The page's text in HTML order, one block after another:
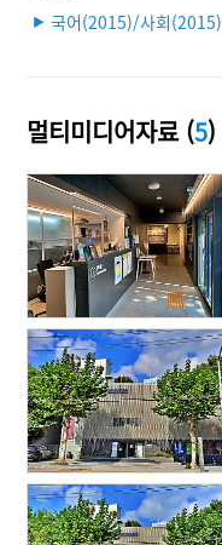
▶ 국어(2015)/사회(2015)
멀티미디어자료 (5)